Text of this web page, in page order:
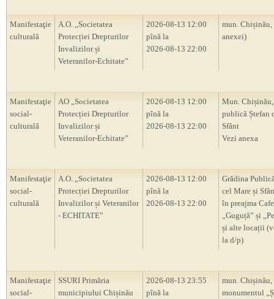
Manifestaţie
culturală
A.O. ,,Societatea
Protecției Drepturilor
Invalizilor și
Veteranilor-Echitate”
2026-08-13 12:00
pînă la
2026-08-13 22:00
mun.
anexei)
Manifestaţie
social-
culturală
AO „Societatea
Protecției Drepturilor
Invalizilor și
Veteranilor-Echitate”
2026-08-13 12:00
pînă la
2026-08-13 22:00
Mun.
publică Ștefan
Sfânt
Vezi anexa
Manifestaţie
social-
culturală
A.O. „Societatea
Protecției Drepturilor
Invalizilor și Veteranilor
- ECHITATE”
2026-08-13 12:00
pînă la
2026-08-13 22:00
Grădina
cel Mare și
în preajma
„Guguță” și
și alte locații
la d/p)
Manifestaţie
social-
SSURI Primăria
municipiului Chișinău
2026-08-13 23:55
pînă la
mun. Chișinău,
monumentul